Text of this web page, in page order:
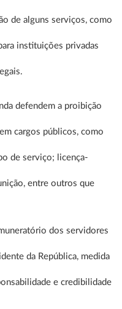
de alguns serviços, como
instituições privadas
defendem a proibição
cargos públicos, como
de serviço; licença-
entre outros que
dos servidores
da República, medida
e credibilidade